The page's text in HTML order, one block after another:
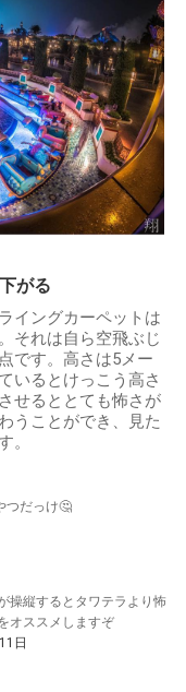
がる
イングカーペットは
それは自ら空飛ぶじ
です。高さは5メー
いるとけっこう高さ
せるととても怖さが
うことができ、見た
。
つだっけ🤔
操縦するとタワテラより怖
オススメしますぞ
日